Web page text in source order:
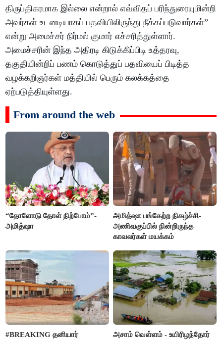
திருப்திகரமாக இல்லை என்றால் எவ்விதப் பரிந்துரையுமின்றி
அவர்கள் உடனடியாகப் பதவியிலிருந்து நீக்கப்படுவார்கள்”
என்று அமைச்சர் நிர்மல் குமார் எச்சரித்துள்ளார்.
அமைச்சரின் இந்த அதிரடி கிடுக்கிப்பிடி உத்தரவு,
தகுதியின்றிப் பணம் கொடுத்துப் பதவியைப் பிடித்த
வழக்கறிஞர்கள் மத்தியில் பெரும் கலக்கத்தை
ஏற்படுத்தியுள்ளது.
From around the web
“தோளோடு தோள் நிற்போம்”-
அமித்ஷா
அமித்ஷா பங்கேற்ற நிகழ்ச்சி-
அணிவகுப்பில் நின்றிருந்த
காவலர்கள் மயக்கம்
#BREAKING தனியார்
அசாம் வெள்ளம் - உயிரிழந்தோர்